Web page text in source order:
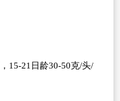
， 15-21日龄30-50克/头/